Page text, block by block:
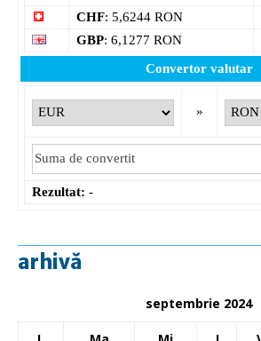
CHF: 5,6244 RON
GBP: 6,1277 RON
Convertor valutar
»
Rezultat: -
arhivă
septembrie 2024